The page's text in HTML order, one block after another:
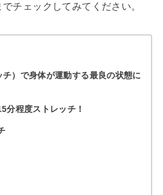
チェックしてみてください。
）で身体が運動する最良の状態に
分程度ストレッチ！